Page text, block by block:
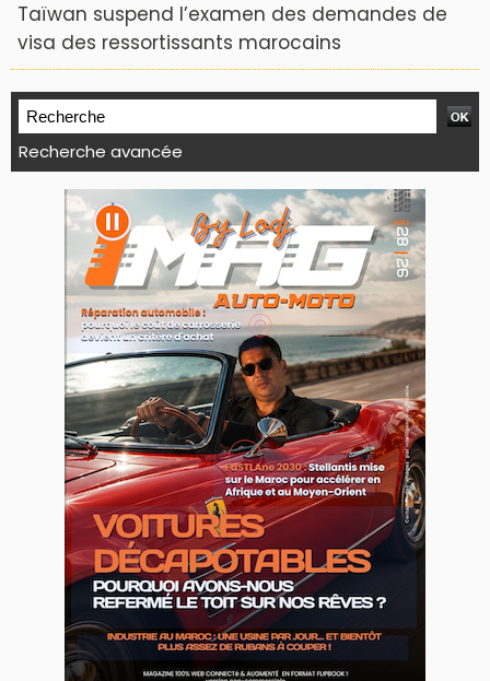
Taïwan suspend l’examen des demandes de
visa des ressortissants marocains
Recherche avancée